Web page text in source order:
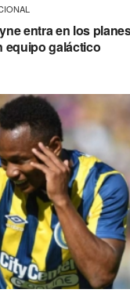
entra en los
equipo galáctico